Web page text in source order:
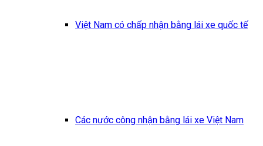
Việt Nam có chấp nhận bằng lái xe quốc tế
Các nước công nhận bằng lái xe Việt Nam